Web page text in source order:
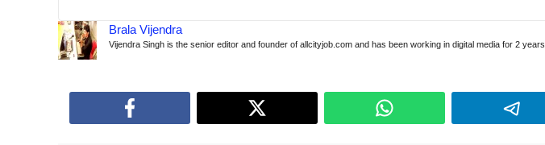
Brala Vijendra
Vijendra Singh is the senior editor and founder of allcityjob.com and has been working in digital media for 2 years.